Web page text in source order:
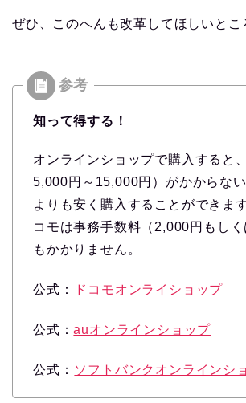
ぜひ、このへんも改革してほしいとこ
知って得する！
オンラインショップで購入すると
5,000円～15,000円）がかからな
よりも安く購入することができま
コモは事務手数料（2,000円もしく
もかかりません。
公式： ドコモオンライショップ
公式：auオンラインショップ
公式： ソフトバンクオンラインシ